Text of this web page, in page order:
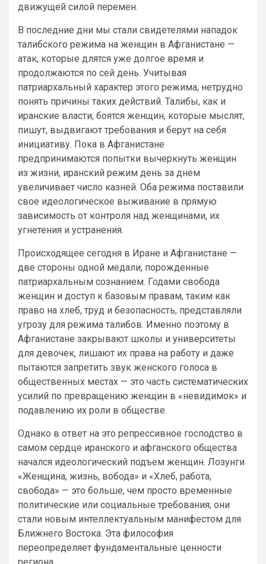
движущей силой перемен.
В последние дни мы стали свидетелями нападок
талибского режима на женщин в Афганистане —
атак, которые длятся уже долгое время и
продолжаются по сей день. Учитывая
патриархальный характер этого режима, нетрудно
понять причины таких действий. Талибы, как и
иранские власти, боятся женщин, которые мыслят,
пишут, выдвигают требования и берут на себя
инициативу. Пока в Афганистане
предпринимаются попытки вычеркнуть женщин
из жизни, иранский режим день за днем
увеличивает число казней. Оба режима поставили
свое идеологическое выживание в прямую
зависимость от контроля над женщинами, их
угнетения и устранения.
Происходящее сегодня в Иране и Афганистане —
две стороны одной медали, порожденные
патриархальным сознанием. Годами свобода
женщин и доступ к базовым правам, таким как
право на хлеб, труд и безопасность, представляли
угрозу для режима талибов. Именно поэтому в
Афганистане закрывают школы и университеты
для девочек, лишают их права на работу и даже
пытаются запретить звук женского голоса в
общественных местах — это часть систематических
усилий по превращению женщин в «невидимок» и
подавлению их роли в обществе.
Однако в ответ на это репрессивное господство в
самом сердце иранского и афганского общества
начался идеологический подъем женщин. Лозунги
«Женщина, жизнь, вобода» и «Хлеб, работа,
свобода» — это больше, чем просто временные
политические или социальные требования; они
стали новым интеллектуальным манифестом для
Ближнего Востока. Эта философия
переопределяет фундаментальные ценности